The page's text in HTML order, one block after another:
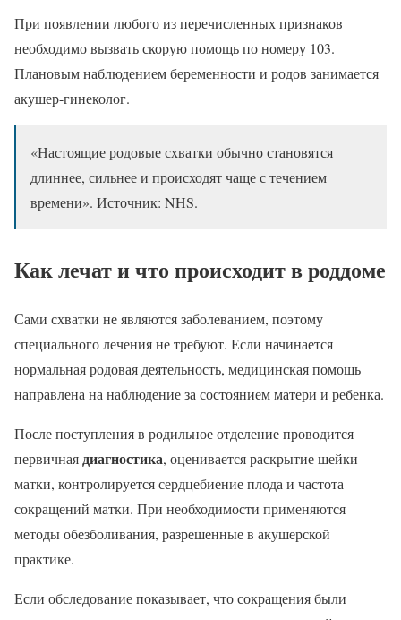
При появлении любого из перечисленных признаков
необходимо вызвать скорую помощь по номеру 103.
Плановым наблюдением беременности и родов занимается
акушер-гинеколог.
«Настоящие родовые схватки обычно становятся
длиннее, сильнее и происходят чаще с течением
времени». Источник: NHS.
Как лечат и что происходит в роддоме
Сами схватки не являются заболеванием, поэтому
специального лечения не требуют. Если начинается
нормальная родовая деятельность, медицинская помощь
направлена на наблюдение за состоянием матери и ребенка.
После поступления в родильное отделение проводится
первичнаядиагностика, оценивается раскрытие шейки
матки, контролируется сердцебиение плода и частота
сокращений матки. При необходимости применяются
методы обезболивания, разрешенные в акушерской
практике.
Если обследование показывает, что сокращения были